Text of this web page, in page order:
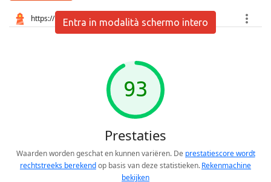
Entra in modalità schermo intero